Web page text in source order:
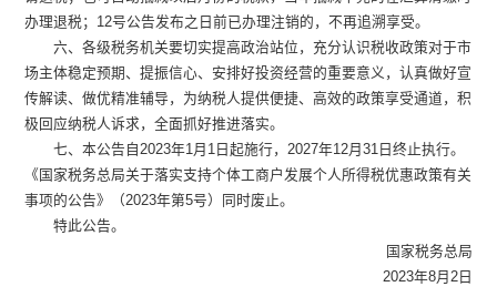
办理退税；12号公告发布之日前已办理注销的，不再追溯享受。
六、各级税务机关要切实提高政治站位，充分认识税收政策对于市
场主体稳定预期、提振信心、安排好投资经营的重要意义，认真做好宣
传解读、做优精准辅导，为纳税人提供便捷、高效的政策享受通道，积
极回应纳税人诉求，全面抓好推进落实。
七、本公告自2023年1月1日起施行，2027年12月31日终止执行。
《国家税务总局关于落实支持个体工商户发展个人所得税优惠政策有关
事项的公告》（2023年第5号）同时废止。
特此公告。
国家税务总局
2023年8月2日